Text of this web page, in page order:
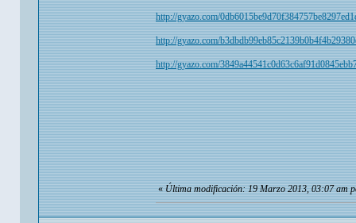
http://gyazo.com/
http://gyazo.com/
http://gyazo.com/
«Última modificación: 19 Marzo 2013, 03:07 am